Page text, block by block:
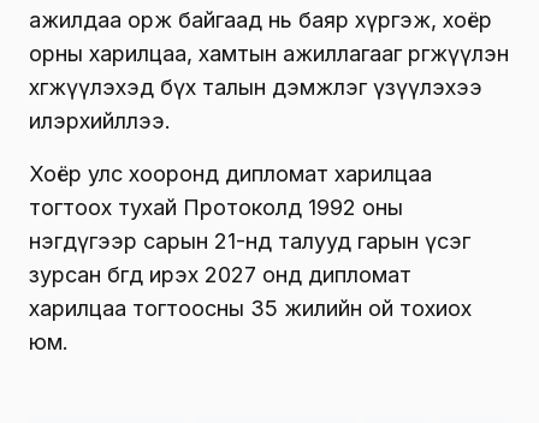
ажилдаа орж байгаад нь баяр хүргэж, хоёр
орны харилцаа, хамтын ажиллагааг өргөжүүлэн
хөгжүүлэхэд бүх талын дэмжлэг үзүүлэхээ
илэрхийллээ.
Хоёр улс хооронд дипломат харилцаа
тогтоох тухай Протоколд 1992 оны
нэгдүгээр сарын 21-нд талууд гарын үсэг
зурсан бөгөөд ирэх 2027 онд дипломат
харилцаа тогтоосны 35 жилийн ой тохиох
юм.